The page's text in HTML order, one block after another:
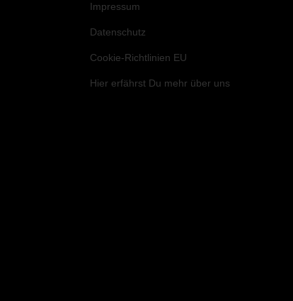
Impressum
Datenschutz
Cookie-Richtlinien EU
Hier erfährst Du mehr über uns